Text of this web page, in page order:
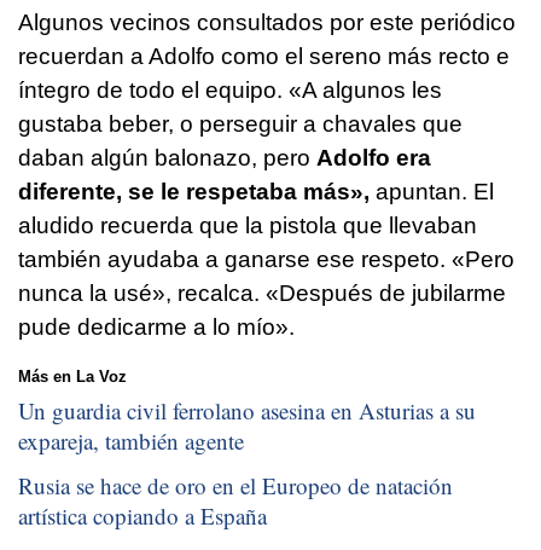
Algunos vecinos consultados por este periódico
recuerdan a Adolfo como el sereno más recto e
íntegro de todo el equipo. «A algunos les
gustaba beber, o perseguir a chavales que
daban algún balonazo, pero Adolfo era
diferente, se le respetaba más», apuntan. El
aludido recuerda que la pistola que llevaban
también ayudaba a ganarse ese respeto. «Pero
nunca la usé», recalca. «Después de jubilarme
pude dedicarme a lo mío».
Más en La Voz
Un guardia civil ferrolano asesina en Asturias a su
expareja, también agente
Rusia se hace de oro en el Europeo de natación
artística copiando a España